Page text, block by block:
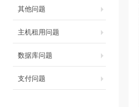
其他问题
主机租用问题
数据库问题
支付问题